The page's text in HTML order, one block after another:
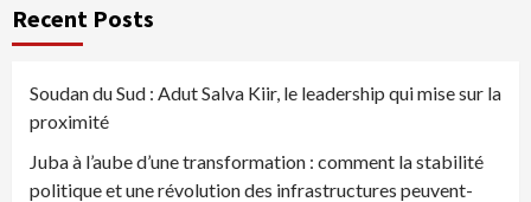
Recent Posts
Soudan du Sud : Adut Salva Kiir, le leadership qui mise sur la
proximité
Juba à l’aube d’une transformation : comment la stabilité
politique et une révolution des infrastructures peuvent-